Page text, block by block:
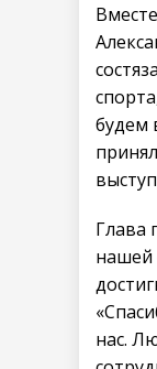
будем
Глава
нашей
нас.